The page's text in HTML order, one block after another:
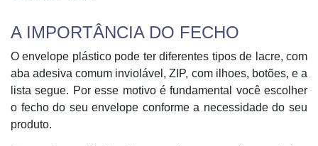
A IMPORTÂNCIA DO FECHO
O envelope plástico pode ter diferentes tipos de lacre, com
aba adesiva comum inviolável, ZIP, com ilhoes, botões, e a
lista segue. Por esse motivo é fundamental você escolher
o fecho do seu envelope conforme a necessidade do seu
produto.